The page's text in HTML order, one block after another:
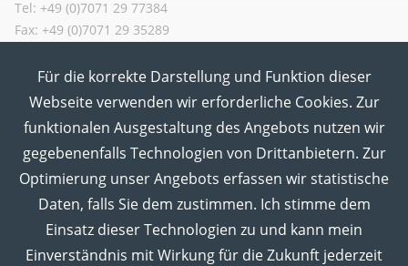
Tel: +49 (0)7071 29 77384
Fax: +49 (0)7071 29 35289
MUT in den Sozialen Medien
Für die korrekte Darstellung und Funktion dieser
Webseite verwenden wir erforderliche Cookies. Zur
funktionalen Ausgestaltung des Angebots nutzen wir
gegebenenfalls Technologien von Drittanbietern. Zur
Optimierung unser Angebots erfassen wir statistische
Daten, falls Sie dem zustimmen. Ich stimme dem
Einsatz dieser Technologien zu und kann mein
Einverständnis mit Wirkung für die Zukunft jederzeit